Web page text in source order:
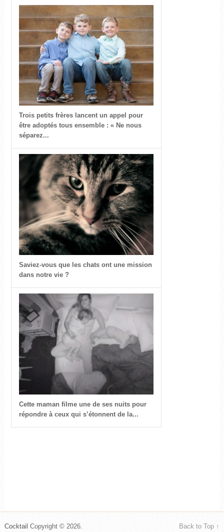
Trois petits frères lancent un appel pour
être adoptés tous ensemble : « Ne nous
séparez...
Saviez-vous que les chats ont une mission
dans notre vie ?
Cette maman filme une de ses nuits pour
répondre à ceux qui s’étonnent de la...
Cocktail Copyright © 2026. Back to Top ↑